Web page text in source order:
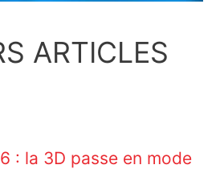
ARTICLES
: la 3D passe en mode